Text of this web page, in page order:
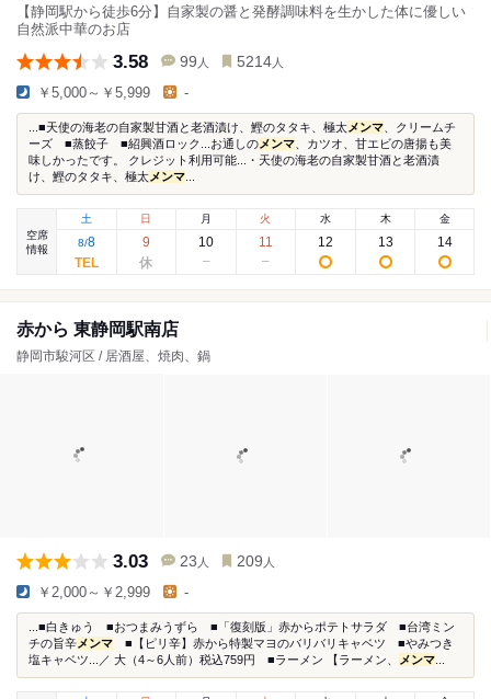
【静岡駅から徒歩6分】自家製の醤と発酵調味料を生かした体に優しい
自然派中華のお店
3.58 99 人 5214 人
￥5,000～￥5,999 -
...■天使の海老の自家製甘酒と老酒漬け、鰹のタタキ、極太メンマ 、クリームチ
ーズ ■蒸餃子 ■紹興酒ロック...お通しのメンマ 、カツオ、甘エビの唐揚も美
味しかったです。 クレジット利用可能...・天使の海老の自家製甘酒と老酒漬
け、鰹のタタキ、極太メンマ
空席
情報
土
8/8
日
9
月
10
火
11
水
12
木
13
金
14
赤から 東静岡駅南店
静岡市駿河区 / 居酒屋、焼肉、鍋
3.03 23 人 209 人
￥2,000～￥2,999 -
...■白きゅう ■おつまみうずら ■「復刻版」赤からポテトサラダ ■台湾ミン
チの旨辛メンマ ■【ピリ辛】赤から特製マヨのバリバリキャベツ ■やみつき
塩キャベツ...／ 大（4～6人前）税込759円 ■ラーメン 【ラーメン、
メンマ